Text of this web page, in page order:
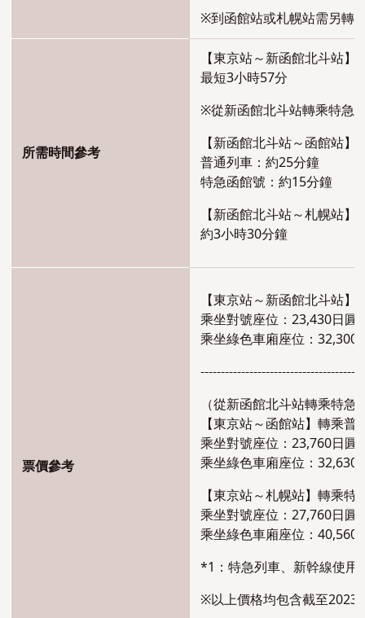
※到函館站或札幌站需另轉
所需時間參考
【東京站～新函館北斗站】
最短3小時57分
※從新函館北斗站轉乘特急
【新函館北斗站～函館站】
普通列車：約25分鐘
特急函館號：約15分鐘
【新函館北斗站～札幌站】
約3小時30分鐘
票價參考
【東京站～新函館北斗站】
乘坐對號座位：23,430日圓
乘坐綠色車廂座位：32,300
（從新函館北斗站轉乘特急
【東京站～函館站】轉乘
乘坐對號座位 ：23,760日圓
乘坐綠色車廂座位 ：32,630
【東京站～札幌站】轉乘
乘坐對號座位 ：27,760日圓
乘坐綠色車廂座位 ：40,560
*1：特急列車、新幹線使用
※以上價格均包含截至2023